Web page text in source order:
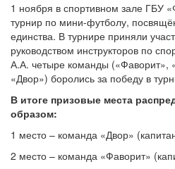
1 ноября в спортивном зале ГБУ
турнир по мини-футболу,
единства. В турнире приняли
руководством инструкторов по
А.А. четыре команды («Фаворит»,
«Двор») боролись за победу в
В итоге призовые места
образом:
1 место – команда «Двор»
2 место – команда «Фаворит»